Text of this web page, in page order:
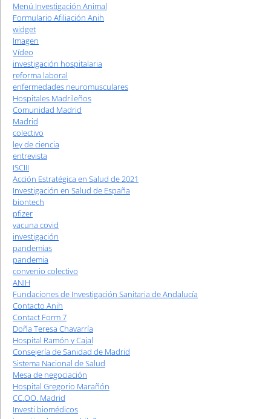
Menú Investigación Animal
Formulario Afiliación Anih
widget
Imagen
Vídeo
investigación hospitalaria
reforma laboral
enfermedades neuromusculares
Hospitales Madrileños
Comunidad Madrid
Madrid
colectivo
ley de ciencia
entrevista
ISCIII
Acción Estratégica en Salud de 2021
Investigación en Salud de España
biontech
pfizer
vacuna covid
investigación
pandemias
pandemia
convenio colectivo
ANIH
Fundaciones de Investigación Sanitaria de Andalucía
Contacto Anih
Contact Form 7
Doña Teresa Chavarría
Hospital Ramón y Cajal
Consejería de Sanidad de Madrid
Sistema Nacional de Salud
Mesa de negociación
Hospital Gregorio Marañón
CC.OO. Madrid
Investi biomédicos